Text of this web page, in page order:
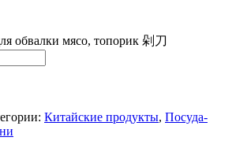
обвалки мясо, топорик 剁刀
Китайские продукты, Посуда-